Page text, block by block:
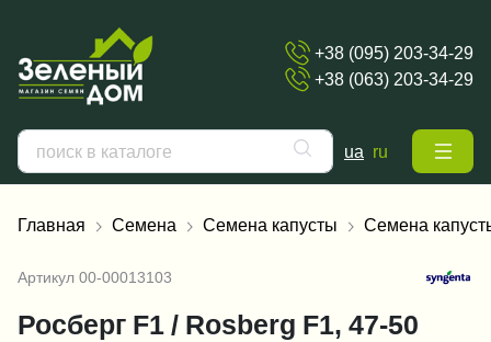
+38 (095) 203-34-29
+38 (063) 203-34-29
ua ru
Главная Семена Семена капусты Семена
Артикул 00-00013103
Росберг F1 / Rosberg F1, 47-50